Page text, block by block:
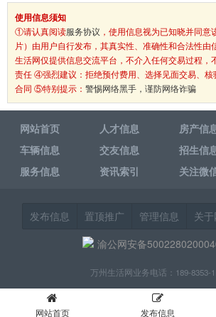
使用信息须知
①请认真阅读服务协议 ，使用信息视为已知晓并同
片）由用户自行发布，其真实性、准确性和合法性
生活网仅提供信息交流平台，不介入任何交易过程，
责任 ④强烈建议：拒绝预付费用、选择见面交易、核
合同 ⑤特别提示： 警惕网络黑手，谨防网络诈骗
网站首页 人才信息 房产信
车辆信息
交友信息 招生信
服务信息
资讯索引 关注微
发布信息 置顶推广 管理信息 关
渝公网安备
万州生活网业务电话：189-8353-
网站首页 发布信息